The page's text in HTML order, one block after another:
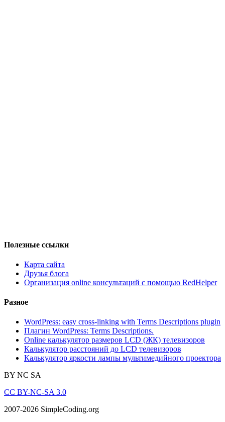
Полезные ссылки
Карта сайта
Друзья блога
Организация online консультаций с помощью RedHelper
Разное
WordPress: easy cross-linking with Terms Descriptions plugin
Плагин WordPress: Terms Descriptions.
Online калькулятор размеров LCD (ЖК) телевизоров
Калькулятор расстояний до LCD телевизоров
Калькулятор яркости лампы мультимедийного проектора
BY NC SA
CC BY-NC-SA 3.0
2007-2026 SimpleCoding.org